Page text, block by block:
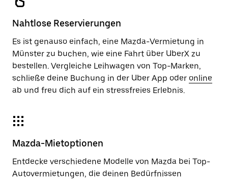
Nahtlose Reservierungen
Es ist genauso einfach, eine Mazda-Vermietung in
Münster zu buchen, wie eine Fahrt über UberX zu
bestellen. Vergleiche Leihwagen von Top-Marken,
schließe deine Buchung in der Uber App oder online
ab und freu dich auf ein stressfreies Erlebnis.
Mazda-Mietoptionen
Entdecke verschiedene Modelle von Mazda bei Top-
Autovermietungen, die deinen Bedürfnissen